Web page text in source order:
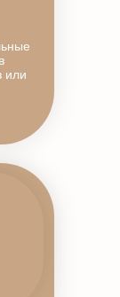
или